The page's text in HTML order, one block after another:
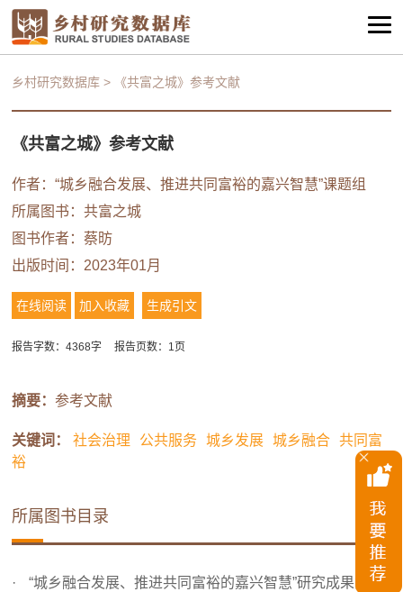
乡村研究数据库 > 《共富之城》参考文献
《共富之城》参考文献
作者：“城乡融合发展、推进共同富裕的嘉兴智慧”课题组
所属图书：共富之城
图书作者：蔡昉
出版时间：2023年01月
在线阅读 加入收藏 生成引文
报告字数：4368字 报告页数：1页
摘要：参考文献
关键词： 社会治理 公共服务 城乡发展 城乡融合
共同富
裕
所属图书目录
“城乡融合发展、推进共同富裕的嘉兴智慧”研究成果简介